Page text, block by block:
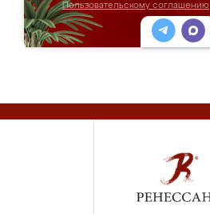
Пользовательскому соглашению